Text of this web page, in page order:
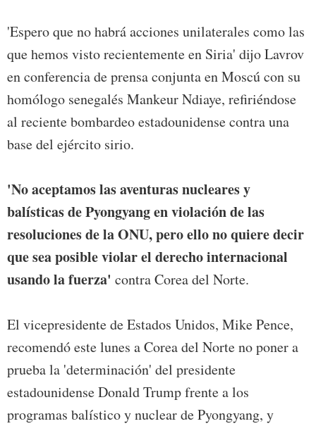
'Espero que no habrá acciones unilaterales como las
que hemos visto recientemente en Siria' dijo Lavrov
en conferencia de prensa conjunta en Moscú con su
homólogo senegalés Mankeur Ndiaye, refiriéndose
al reciente bombardeo estadounidense contra una
base del ejército sirio.
'No aceptamos las aventuras nucleares y
balísticas de Pyongyang en violación de las
resoluciones de la ONU, pero ello no quiere decir
que sea posible violar el derecho internacional
usando la fuerza' contra Corea del Norte.
El vicepresidente de Estados Unidos, Mike Pence,
recomendó este lunes a Corea del Norte no poner a
prueba la 'determinación' del presidente
estadounidense Donald Trump frente a los
programas balístico y nuclear de Pyongyang, y